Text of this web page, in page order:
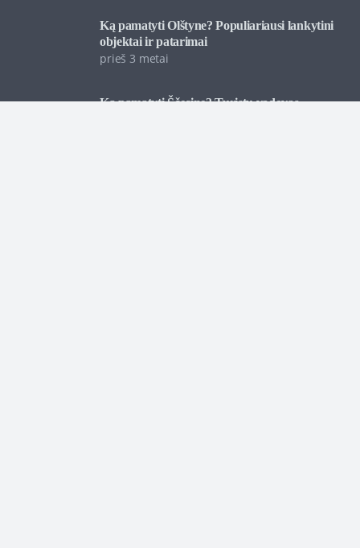
Ką pamatyti Olštyne? Populiariausi lankytini
objektai ir patarimai
prieš 3 metai
Ką pamatyti Ščecine? Turistų vadovas